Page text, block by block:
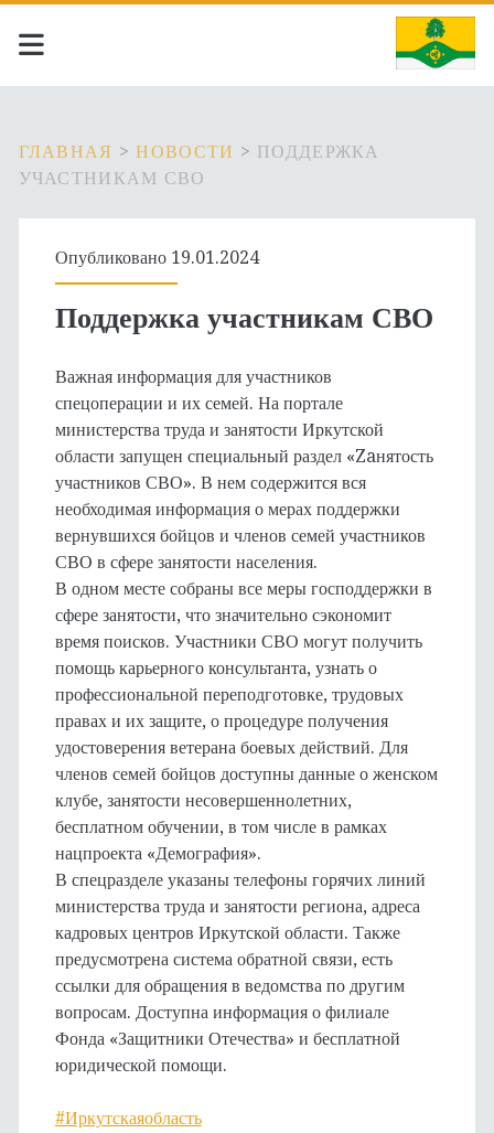
ГЛАВНАЯ >НОВОСТИ > ПОДДЕРЖКА
УЧАСТНИКАМ СВО
Опубликовано 19.01.2024
Поддержка участникам СВО
Важная информация для участников
спецоперации и их семей. На портале
министерства труда и занятости Иркутской
области запущен специальный раздел «Zaнятость
участников СВО». В нем содержится вся
необходимая информация о мерах поддержки
вернувшихся бойцов и членов семей участников
СВО в сфере занятости населения.
В одном месте собраны все меры господдержки в
сфере занятости, что значительно сэкономит
время поисков. Участники СВО могут получить
помощь карьерного консультанта, узнать о
профессиональной переподготовке, трудовых
правах и их защите, о процедуре получения
удостоверения ветерана боевых действий. Для
членов семей бойцов доступны данные о женском
клубе, занятости несовершеннолетних,
бесплатном обучении, в том числе в рамках
нацпроекта «Демография».
В спецразделе указаны телефоны горячих линий
министерства труда и занятости региона, адреса
кадровых центров Иркутской области. Также
предусмотрена система обратной связи, есть
ссылки для обращения в ведомства по другим
вопросам. Доступна информация о филиале
Фонда «Защитники Отечества» и бесплатной
юридической помощи.
#Иркутскаяобласть